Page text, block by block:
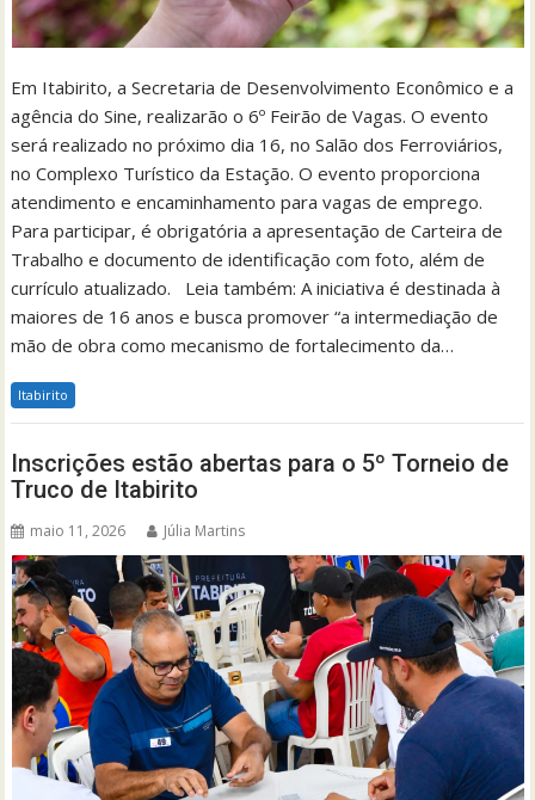
Em Itabirito, a Secretaria de Desenvolvimento Econômico e a
agência do Sine, realizarão o 6º Feirão de Vagas. O evento
será realizado no próximo dia 16, no Salão dos Ferroviários,
no Complexo Turístico da Estação. O evento proporciona
atendimento e encaminhamento para vagas de emprego.
Para participar, é obrigatória a apresentação de Carteira de
Trabalho e documento de identificação com foto, além de
currículo atualizado. Leia também: A iniciativa é destinada à
maiores de 16 anos e busca promover “a intermediação de
mão de obra como mecanismo de fortalecimento da…
Itabirito
Inscrições estão abertas para o 5º Torneio de
Truco de Itabirito
maio 11, 2026 Júlia Martins